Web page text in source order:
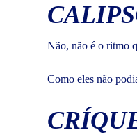
Não, não é o ritmo
Como eles não